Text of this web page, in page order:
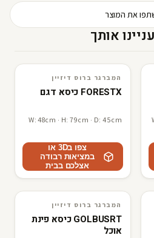
את המוצר
אותך
3D · AR המברגר ברוס דיזיין
המברגר ברוס דיזיין
FORESTX כיסא דגם
W: 48cm · H: 79cm · D: 45cm
צפו ב3D או
במציאות רבודה
אצלכם בבית
3D · AR המברגר ברוס דיזיין
המברגר ברוס דיזיין
GOLBUSRT כיסא פינת
אוכל